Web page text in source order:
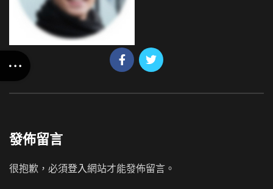
發佈留言
很抱歉，必須登入網站才能發佈留言。